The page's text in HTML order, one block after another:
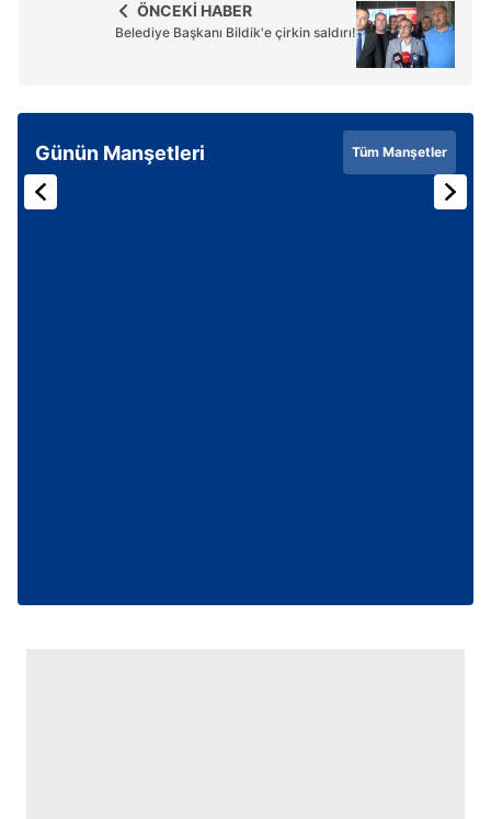
ÖNCEKİ HABER
Belediye Başkanı Bildik'e çirkin saldırı!
Günün Manşetleri Tüm Manşetler